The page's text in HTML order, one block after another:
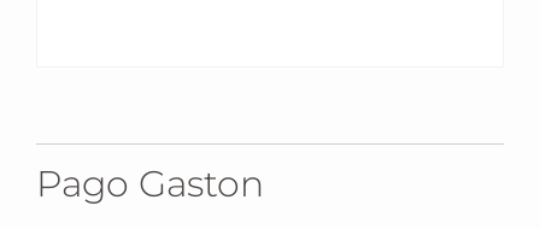
Pago Gaston